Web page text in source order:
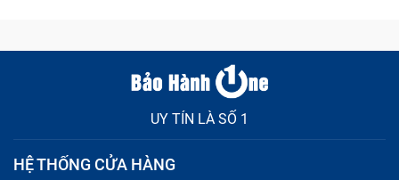
UY TÍN LÀ SỐ 1
HỆ THỐNG CỬA HÀNG